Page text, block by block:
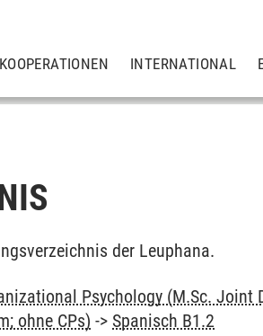
KOOPERATIONEN INTERNATIONAL
der Leuphana.
Psychology (M.Sc. Joint
ohne CPs) -> Spanisch B1.2